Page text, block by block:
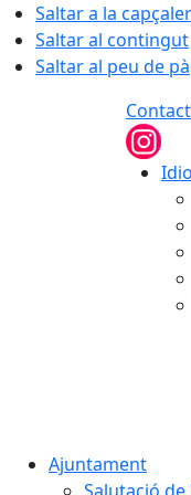
Saltar a la
Saltar al contingut
Saltar al peu de
Ajuntament